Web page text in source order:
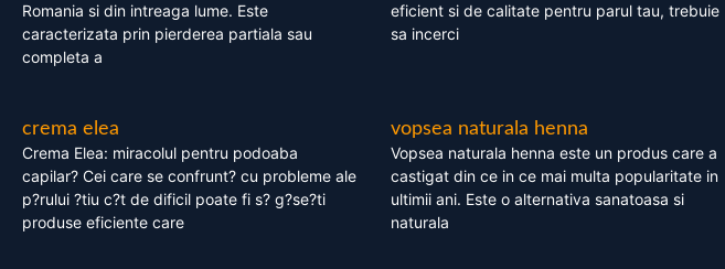
Romania si din intreaga lume. Este
caracterizata prin pierderea partiala sau
completa a
eficient si de calitate pentru parul tau, trebuie
sa incerci
crema elea
Crema Elea: miracolul pentru podoaba
capilar? Cei care se confrunt? cu probleme ale
p?rului ?tiu c?t de dificil poate fi s? g?se?ti
produse eficiente care
vopsea naturala henna
Vopsea naturala henna este un produs care a
castigat din ce in ce mai multa popularitate in
ultimii ani. Este o alternativa sanatoasa si
naturala